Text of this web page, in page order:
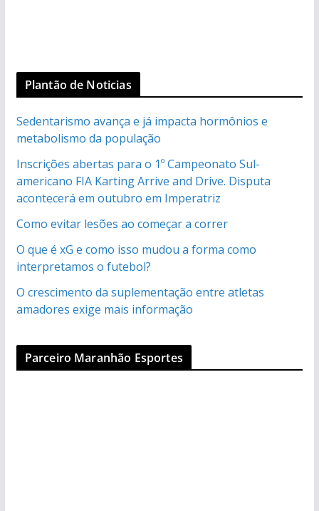
Plantão de Noticias
Sedentarismo avança e já impacta hormônios e
metabolismo da população
Inscrições abertas para o 1º Campeonato Sul-
americano FIA Karting Arrive and Drive. Disputa
acontecerá em outubro em Imperatriz
Como evitar lesões ao começar a correr
O que é xG e como isso mudou a forma como
interpretamos o futebol?
O crescimento da suplementação entre atletas
amadores exige mais informação
Parceiro Maranhão Esportes